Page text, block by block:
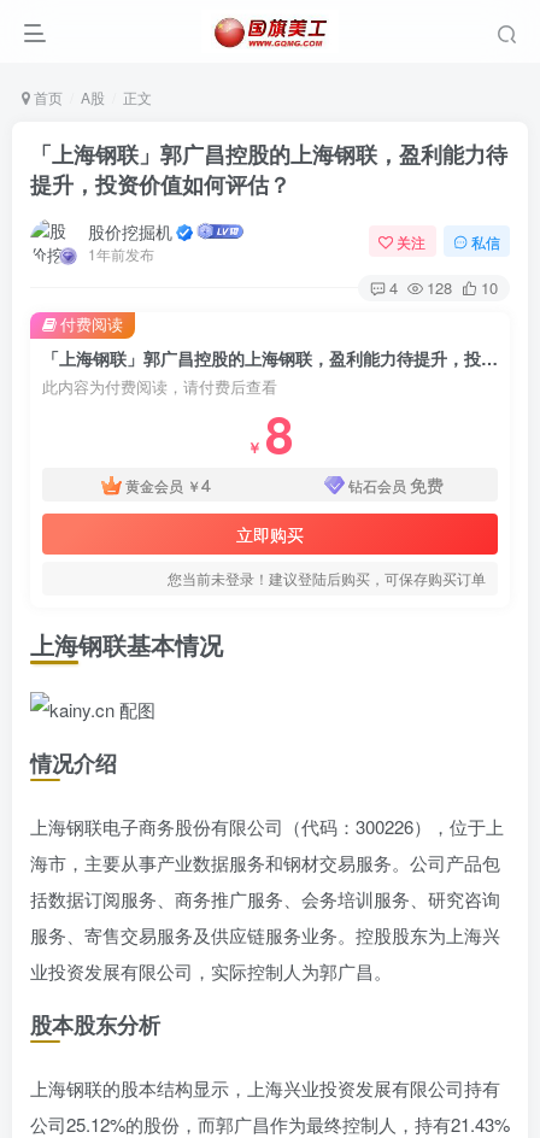
首页 A股 正文
「上海钢联」郭广昌控股的上海钢联，盈利能力待
提升，投资价值如何评估？
股价挖掘机
1年前发布
关注 私信
4 128 10
「上海钢联」郭广昌控股的上海钢联，盈利能力待提升，投资价值如何评估？
此内容为付费阅读，请付费后查看
￥ 8
黄金会员 ￥4 钻石会员 免费
立即购买
您当前未登录！建议登陆后购买，可保存购买订单
付费阅读
上海钢联基本情况
情况介绍
上海钢联电子商务股份有限公司（代码：300226），位于上
海市，主要从事产业数据服务和钢材交易服务。公司产品包
括数据订阅服务、商务推广服务、会务培训服务、研究咨询
服务、寄售交易服务及供应链服务业务。控股股东为上海兴
业投资发展有限公司，实际控制人为郭广昌。
股本股东分析
上海钢联的股本结构显示，上海兴业投资发展有限公司持有
公司25.12%的股份，而郭广昌作为最终控制人，持有21.43%